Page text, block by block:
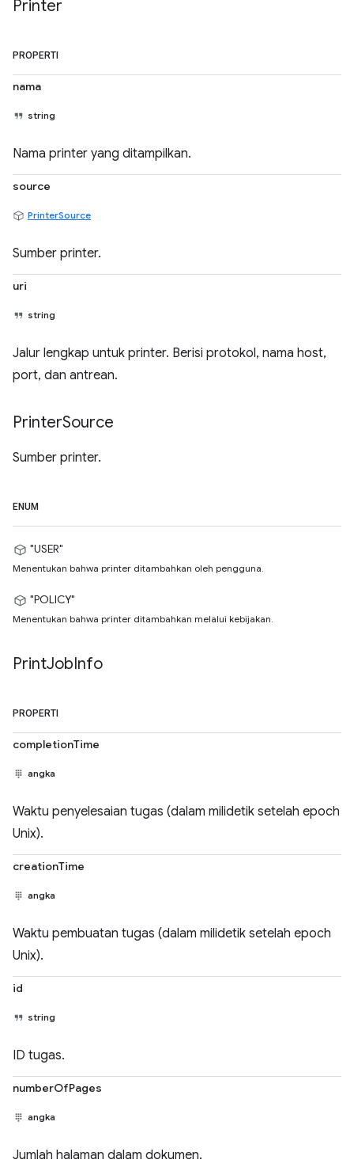
Printer
PROPERTI
nama
string
Nama printer yang ditampilkan.
source
PrinterSource
Sumber printer.
uri
string
Jalur lengkap untuk printer. Berisi protokol, nama host,
port, dan antrean.
PrinterSource
Sumber printer.
ENUM
"USER"
Menentukan bahwa printer ditambahkan oleh pengguna.
"POLICY"
Menentukan bahwa printer ditambahkan melalui kebijakan.
PrintJobInfo
PROPERTI
completionTime
angka
Waktu penyelesaian tugas (dalam milidetik setelah epoch
Unix).
creationTime
angka
Waktu pembuatan tugas (dalam milidetik setelah epoch
Unix).
id
string
ID tugas.
numberOfPages
angka
Jumlah halaman dalam dokumen.